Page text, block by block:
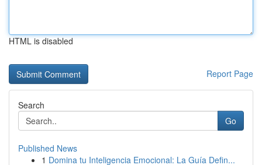
HTML is disabled
Report Page
Search
Go
Published News
1 Domina tu Inteligencia Emocional: La Guía Defin...